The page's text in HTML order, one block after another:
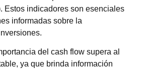
Estos indicadores son esenciales
informadas sobre la
del cash flow supera al
ya que brinda información